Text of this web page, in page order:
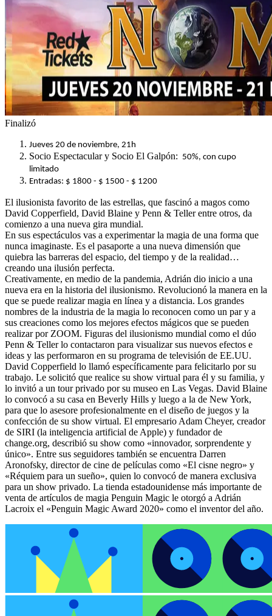
Finalizó
Jueves 20 de noviembre, 21h
Socio Espectacular y Socio El Galpón: 50%, con cupo
limitado
Entradas: $ 1800 - $ 1500 - $ 1200
El ilusionista favorito de las estrellas, que fascinó a magos como
David Copperfield, David Blaine y Penn & Teller entre otros, da
comienzo a una nueva gira mundial.
En sus espectáculos vas a experimentar la magia de una forma que
nunca imaginaste. Es el pasaporte a una nueva dimensión que
quiebra las barreras del espacio, del tiempo y de la realidad…
creando una ilusión perfecta.
Creativamente, en medio de la pandemia, Adrián dio inicio a una
nueva era en la historia del ilusionismo. Revolucionó la manera en la
que se puede realizar magia en línea y a distancia. Los grandes
nombres de la industria de la magia lo reconocen como un par y a
sus creaciones como los mejores efectos mágicos que se pueden
realizar por ZOOM. Figuras del ilusionismo mundial como el dúo
Penn & Teller lo contactaron para visualizar sus nuevos efectos e
ideas y las performaron en su programa de televisión de EE.UU.
David Copperfield lo llamó específicamente para felicitarlo por su
trabajo. Le solicitó que realice su show virtual para él y su familia, y
lo invitó a un tour privado por su museo en Las Vegas. David Blaine
lo convocó a su casa en Beverly Hills y luego a la de New York,
para que lo asesore profesionalmente en el diseño de juegos y la
confección de su show virtual. El empresario Adam Cheyer, creador
de SIRI (la inteligencia artificial de Apple) y fundador de
change.org, describió su show como «innovador, sorprendente y
único». Entre sus seguidores también se encuentra Darren
Aronofsky, director de cine de películas como «El cisne negro» y
«Réquiem para un sueño», quien lo convocó de manera exclusiva
para un show privado. La tienda estadounidense más importante de
venta de artículos de magia Penguin Magic le otorgó a Adrián
Lacroix el «Penguin Magic Award 2020» como el inventor del año.